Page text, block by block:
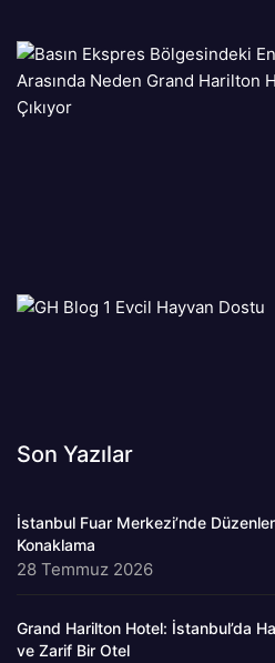
Son Yazılar
İstanbul Fuar Merkezi’nde
Konaklama
28 Temmuz 2026
Grand Harilton Hotel: İstanbul’da
ve Zarif Bir Otel